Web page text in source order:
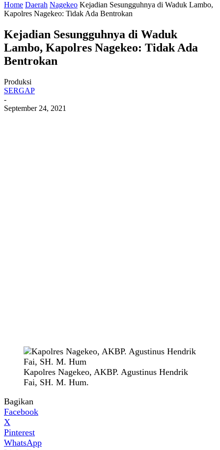
Home Daerah Nagekeo Kejadian Sesungguhnya di Waduk Lambo,
Kapolres Nagekeo: Tidak Ada Bentrokan
Kejadian Sesungguhnya di Waduk
Lambo, Kapolres Nagekeo: Tidak Ada
Bentrokan
Produksi
SERGAP
-
September 24, 2021
Kapolres Nagekeo, AKBP. Agustinus Hendrik
Fai, SH. M. Hum.
Bagikan
Facebook
X
Pinterest
WhatsApp